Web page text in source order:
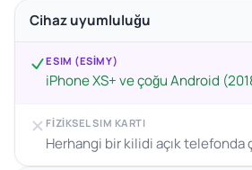
Cihaz uyumluluğu
ESIM (ESIMY)
iPhone XS+ ve çoğu Android
FIZIKSEL SIM KARTI
Herhangi bir kilidi açık telefonda